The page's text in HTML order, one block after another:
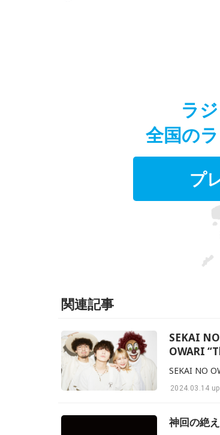
ラ
全国の
プ
関連記事
SEKAI
OWARI
2024.03.14 up
神回の絶